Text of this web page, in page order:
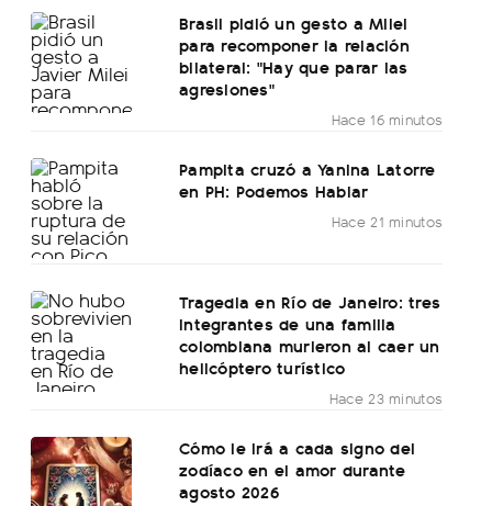
Brasil pidió un gesto a Milei
para recomponer la relación
bilateral: "Hay que parar las
agresiones"
Hace 16 minutos
Pampita cruzó a Yanina Latorre
en PH: Podemos Hablar
Hace 21 minutos
Tragedia en Río de Janeiro: tres
integrantes de una familia
colombiana murieron al caer un
helicóptero turístico
Hace 23 minutos
Cómo le irá a cada signo del
zodíaco en el amor durante
agosto 2026